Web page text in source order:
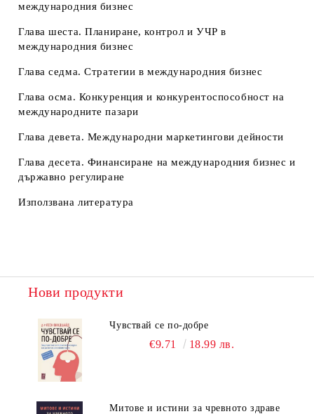
международния бизнес
Глава шеста. Планиране, контрол и УЧР в
международния бизнес
Глава седма. Стратегии в международния бизнес
Глава осма. Конкуренция и конкурентоспособност на
международните пазари
Глава девета. Международни маркетингови дейности
Глава десета. Финансиране на международния бизнес и
държавно регулиране
Използвана литература
Нови продукти
Чувствай се по-добре
€9.71 18.99 лв.
Митове и истини за чревното здраве